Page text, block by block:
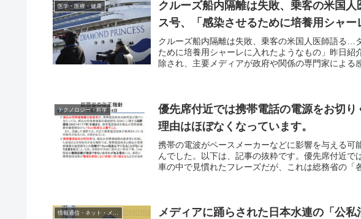
医学・医療・健康
クルーズ船内隔離は失敗、乗客の米国
ス号、「感染させるために培養用シャー
クルーズ船内隔離は失敗、乗客の米国人医師語る…
ために培養用シャーレに入れたようなもの」昨日紹
除され、主要メディアが政府や関係の専門家による
テクノロジー・科学
優先席付近では携帯電話の電源をお切
理由はほぼなくなっています。
携帯の電波がペースメーカーなどに影響を与える
んでした。以下は、記事の抜粋です。優先席付近
車の中で見慣れたフレーズだが、これは総務省の「
情報通信・ネット・メディア メディアに踊らされた日本水連の「公私